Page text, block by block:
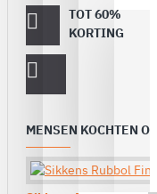
TOT 60%
KORTING
MENSEN KOCHTEN